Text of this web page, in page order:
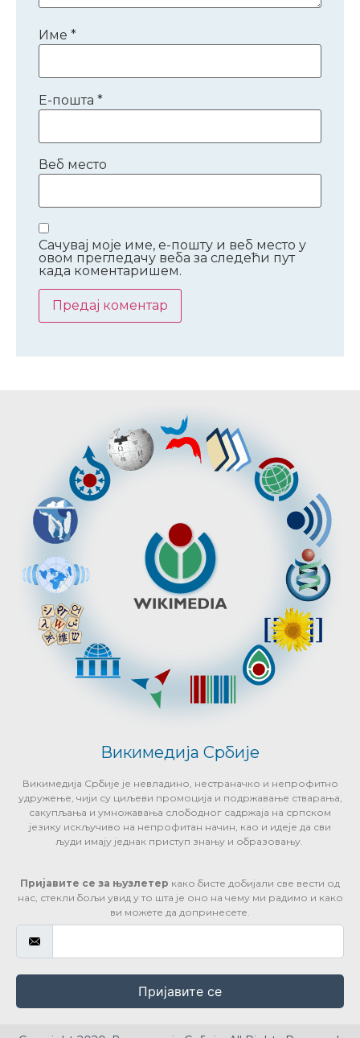
Име *
Е-пошта *
Веб место
Сачувај моје име, е-пошту и веб место у
овом прегледачу веба за следећи пут
када коментаришем.
Викимедија Србије
Викимедија Србије је невладино, нестраначко и непрофитно
удружење, чији су циљеви промоција и подржавање стварања,
сакупљања и умножавања слободног садржаја на српском
језику искључиво на непрофитан начин, као и идеје да сви
људи имају једнак приступ знању и образовању.
Пријавите се за њузлетер како бисте добијали све вести од
нас, стекли бољи увид у то шта је оно на чему ми радимо и како
ви можете да допринесете.
Пријавите се